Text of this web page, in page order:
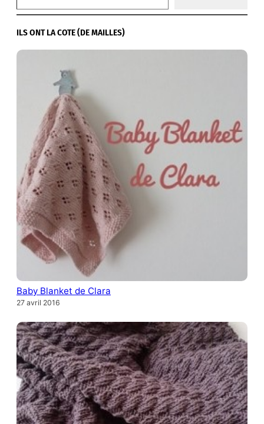
ILS ONT LA COTE (DE MAILLES)
Baby Blanket de Clara
27 avril 2016